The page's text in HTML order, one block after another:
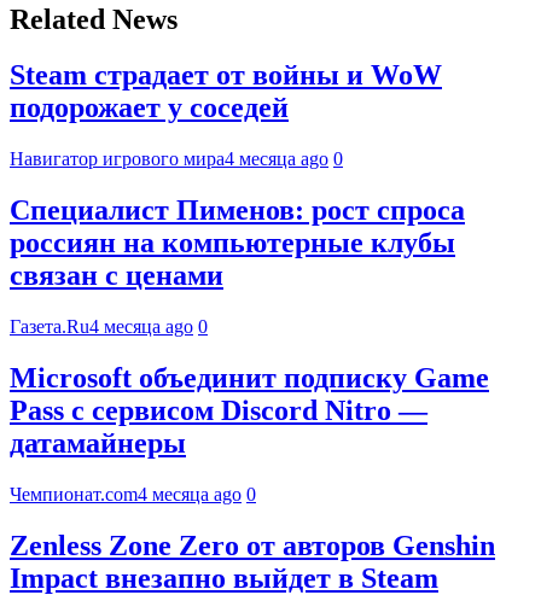
Related News
Steam страдает от войны и WoW
подорожает у соседей
Навигатор игрового мира4 месяца ago 0
Специалист Пименов: рост спроса
россиян на компьютерные клубы
связан с ценами
Газета.Ru4 месяца ago 0
Microsoft объединит подписку Game
Pass с сервисом Discord Nitro —
датамайнеры
Чемпионат.com4 месяца ago 0
Zenless Zone Zero от авторов Genshin
Impact внезапно выйдет в Steam